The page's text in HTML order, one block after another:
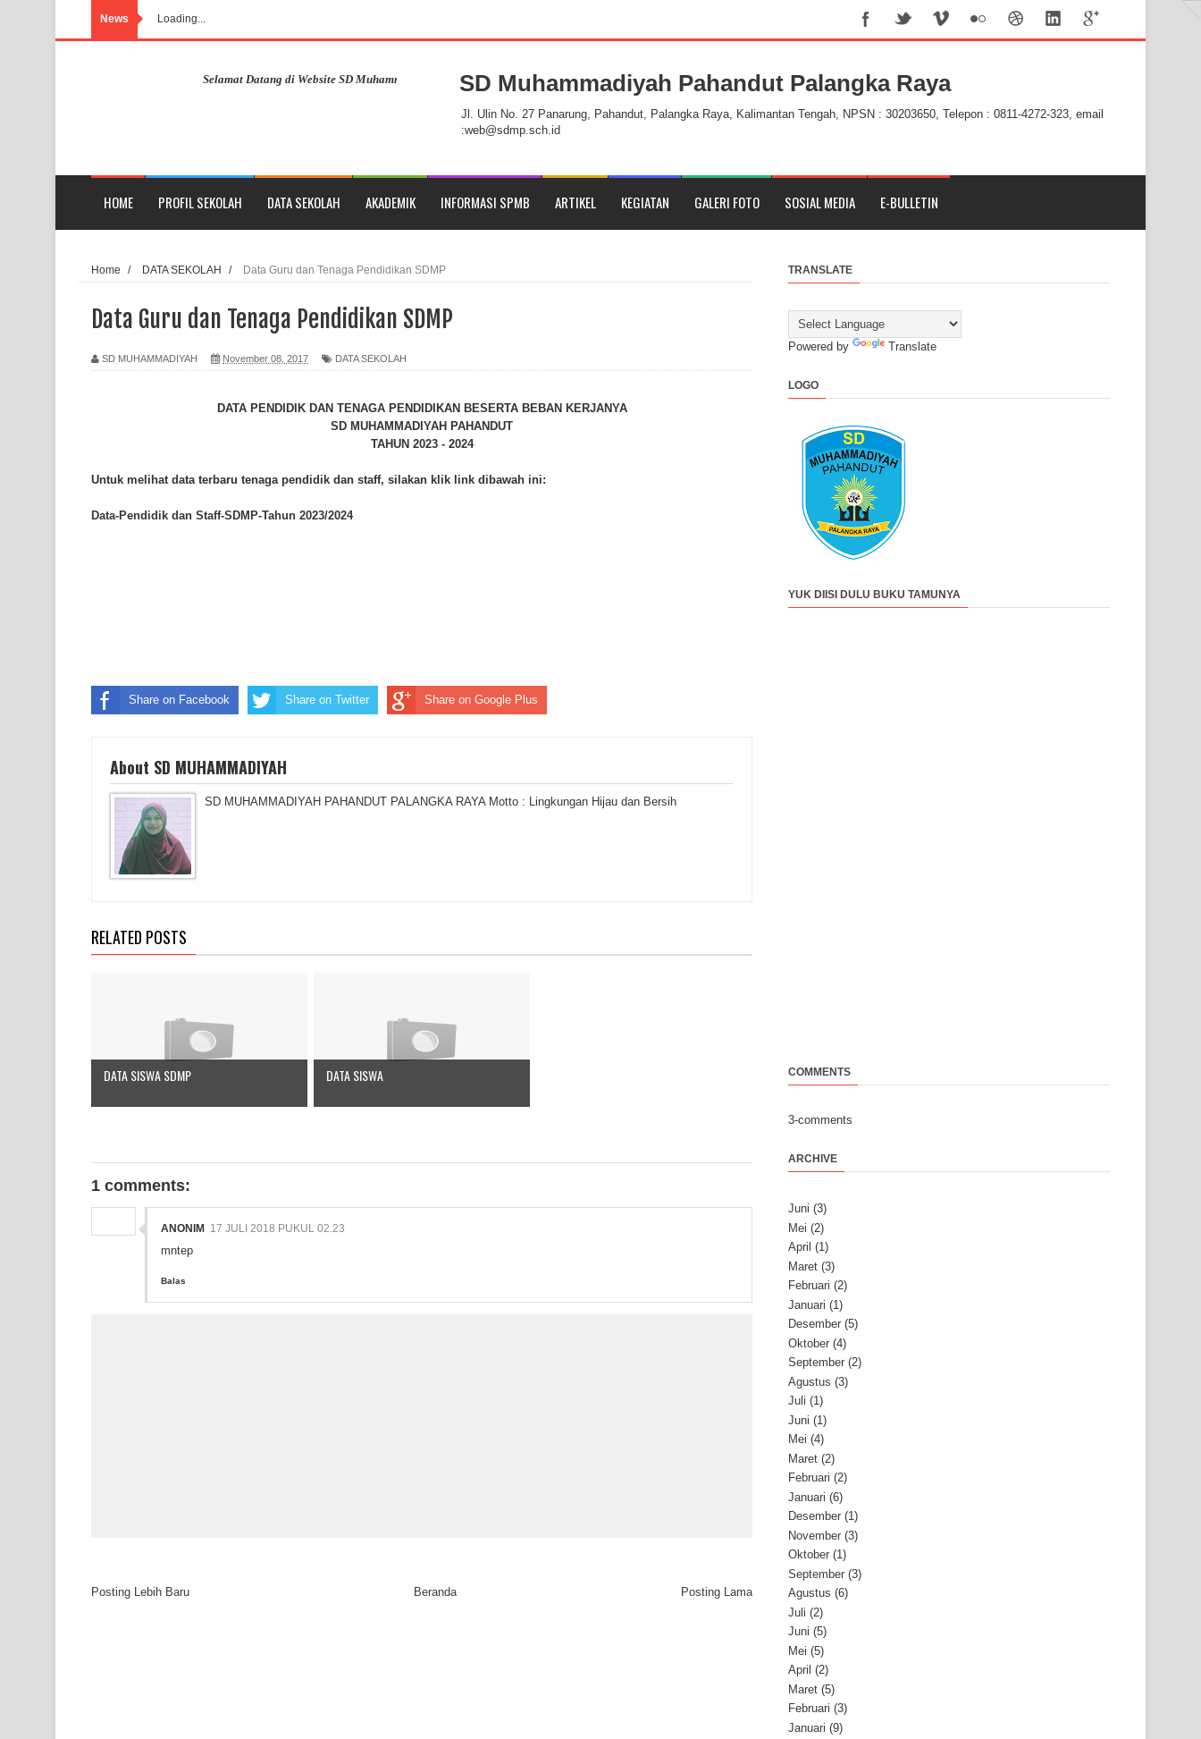
News Loading...
Selamat Datang di Website SD Muhammadiyah Pahandut Palangka RayaSD Muhammadiyah Pahandut Palangka Raya
Jl. Ulin No. 27 Panarung, Pahandut, Palangka Raya, Kalimantan Tengah, NPSN : 30203650, Telepon : 0811-4272-323, email
:web@sdmp.sch.id
HOME PROFIL SEKOLAH DATA SEKOLAH AKADEMIK INFORMASI SPMB ARTIKEL KEGIATAN GALERI FOTO SOSIAL MEDIA E-BULLETIN
Home / DATA SEKOLAH / Data Guru dan Tenaga Pendidikan SDMP
Data Guru dan Tenaga Pendidikan SDMP
SD MUHAMMADIYAH November 08, 2017 DATA SEKOLAH
DATA PENDIDIK DAN TENAGA PENDIDIKAN BESERTA BEBAN KERJANYA
SD MUHAMMADIYAH PAHANDUT
TAHUN 2023 - 2024
Untuk melihat data terbaru tenaga pendidik dan staff, silakan klik link dibawah ini:
Data-Pendidik dan Staff-SDMP-Tahun 2023/2024
Share on Facebook Share on Twitter Share on Google Plus
About SD MUHAMMADIYAH
SD MUHAMMADIYAH PAHANDUT PALANGKA RAYA Motto : Lingkungan Hijau dan Bersih
RELATED POSTS
DATA SISWA SDMP DATA SISWA
1 comments:
ANONIM 17 JULI 2018 PUKUL 02.23
mntep
Balas
Posting Lebih Baru Posting Lama
Beranda
TRANSLATE
Powered by Translate
LOGO
YUK DIISI DULU BUKU TAMUNYA
COMMENTS
3-comments
ARCHIVE
Juni (3)
Mei (2)
April (1)
Maret (3)
Februari (2)
Januari (1)
Desember (5)
Oktober (4)
September (2)
Agustus (3)
Juli (1)
Juni (1)
Mei (4)
Maret (2)
Februari (2)
Januari (6)
Desember (1)
November (3)
Oktober (1)
September (3)
Agustus (6)
Juli (2)
Juni (5)
Mei (5)
April (2)
Maret (5)
Februari (3)
Januari (9)